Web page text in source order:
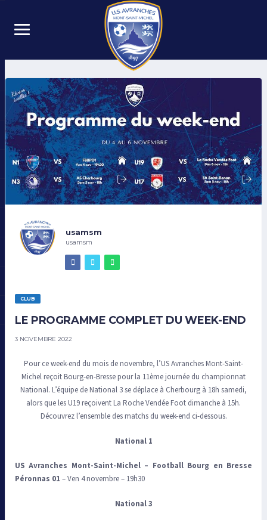
usamsm
usamsm
CLUB
LE PROGRAMME COMPLET DU WEEK-END
3 NOVEMBRE 2022
Pour ce week-end du mois de novembre, l’US Avranches Mont-Saint-
Michel reçoit Bourg-en-Bresse pour la 11ème journée du championnat
National. L’équipe de National 3 se déplace à Cherbourg à 18h samedi,
alors que les U19 reçoivent La Roche Vendée Foot dimanche à 15h.
Découvrez l’ensemble des matchs du week-end ci-dessous.
National 1
US Avranches Mont-Saint-Michel– Football Bourg en Bresse
Péronnas 01 – Ven 4 novembre – 19h30
National 3